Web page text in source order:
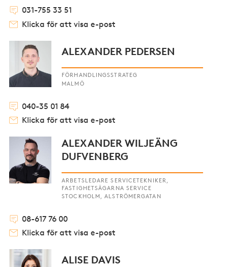
031-755 33 51
Klicka för att visa e-post
ALEXANDER PEDERSEN
FÖRHANDLINGSSTRATEG
MALMÖ
040-35 01 84
Klicka för att visa e-post
ALEXANDER WILJEÄNG
DUFVENBERG
ARBETSLEDARE SERVICETEKNIKER,
FASTIGHETSÄGARNA SERVICE
STOCKHOLM, ALSTRÖMERGATAN
08-617 76 00
Klicka för att visa e-post
ALISE DAVIS